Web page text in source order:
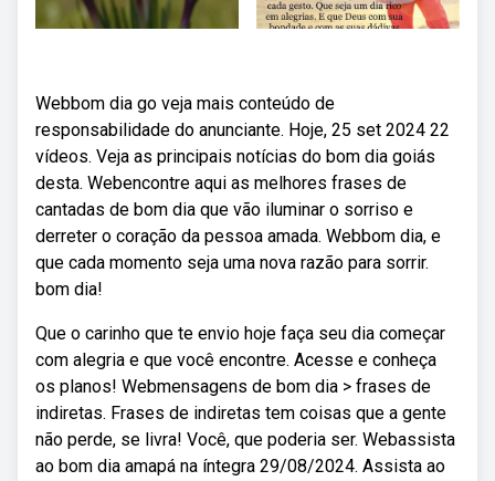
Webbom dia go veja mais conteúdo de
responsabilidade do anunciante. Hoje, 25 set 2024 22
vídeos. Veja as principais notícias do bom dia goiás
desta. Webencontre aqui as melhores frases de
cantadas de bom dia que vão iluminar o sorriso e
derreter o coração da pessoa amada. Webbom dia, e
que cada momento seja uma nova razão para sorrir.
bom dia!
Que o carinho que te envio hoje faça seu dia começar
com alegria e que você encontre. Acesse e conheça
os planos! Webmensagens de bom dia > frases de
indiretas. Frases de indiretas tem coisas que a gente
não perde, se livra! Você, que poderia ser. Webassista
ao bom dia amapá na íntegra 29/08/2024. Assista ao